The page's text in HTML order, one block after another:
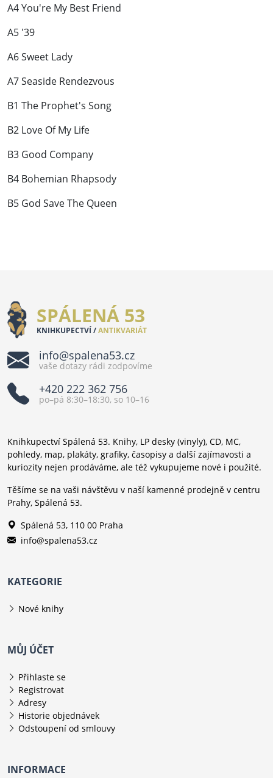
A4 You're My Best Friend
A5 '39
A6 Sweet Lady
A7 Seaside Rendezvous
B1 The Prophet's Song
B2 Love Of My Life
B3 Good Company
B4 Bohemian Rhapsody
B5 God Save The Queen
SPÁLENÁ 53
KNIHKUPECTVÍ /ANTIKVARIÁT
info@spalena53.cz
vaše dotazy rádi zodpovíme
+420 222 362 756
po–pá 8:30–18:30, so 10–16
Knihkupectví Spálená 53. Knihy, LP desky (vinyly), CD, MC,
pohledy, map, plakáty, grafiky, časopisy a další zajímavosti a
kuriozity nejen prodáváme, ale též vykupujeme nové i použité.
Těšíme se na vaši návštěvu v naší kamenné prodejně v centru
Prahy, Spálená 53.
Spálená 53, 110 00 Praha
info@spalena53.cz
KATEGORIE
Nové knihy
MŮJ ÚČET
Přihlaste se
Registrovat
Adresy
Historie objednávek
Odstoupení od smlouvy
INFORMACE